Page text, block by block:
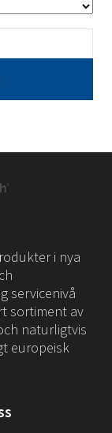
i nya
servicenivå
sortiment av
naturligtvis
europeisk